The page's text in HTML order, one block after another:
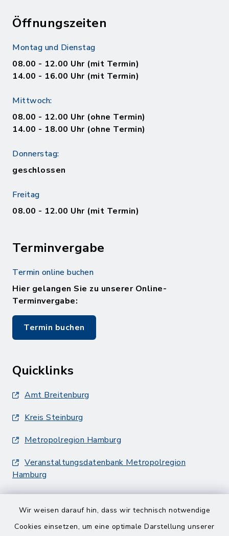
Wir weisen darauf hin, dass wir technisch notwendige
Cookies einsetzen, um eine optimale Darstellung unserer
Öffnungszeiten
Montag und Dienstag
08.00 - 12.00 Uhr (mit Termin)
14.00 - 16.00 Uhr (mit Termin)
Mittwoch:
08.00 - 12.00 Uhr (ohne Termin)
14.00 - 18.00 Uhr (ohne Termin)
Donnerstag:
geschlossen
Freitag
08.00 - 12.00 Uhr (mit Termin)
Terminvergabe
Termin online buchen
Hier gelangen Sie zu unserer Online-
Terminvergabe:
Termin buchen
Quicklinks
Amt Breitenburg
Kreis Steinburg
Metropolregion Hamburg
Veranstaltungsdatenbank Metropolregion
Hamburg